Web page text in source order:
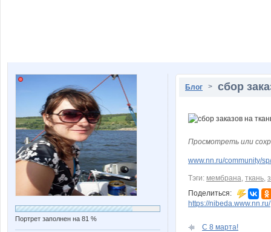
Портрет заполнен на 81 %
Блог > сбор
Просмотреть или
www.nn.ru/community/
Тэги: мембрана, ткань,
Поделиться:
https://nibeda.www.nn.ru/
С 8 марта!